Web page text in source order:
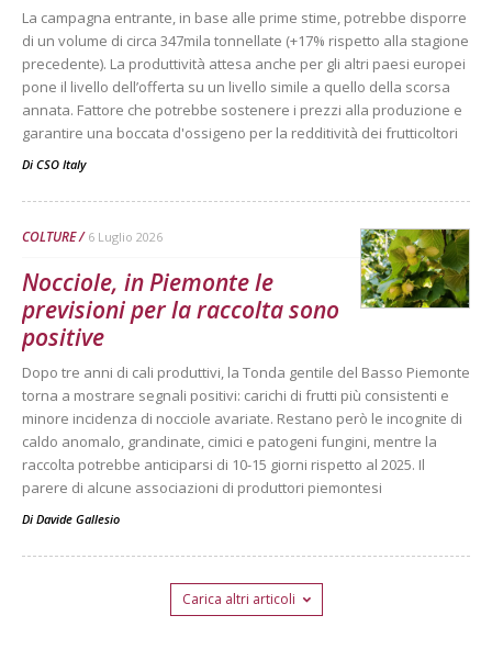
La campagna entrante, in base alle prime stime, potrebbe disporre
di un volume di circa 347mila tonnellate (+17% rispetto alla stagione
precedente). La produttività attesa anche per gli altri paesi europei
pone il livello dell’offerta su un livello simile a quello della scorsa
annata. Fattore che potrebbe sostenere i prezzi alla produzione e
garantire una boccata d'ossigeno per la redditività dei frutticoltori
Di CSO Italy
COLTURE 6 Luglio 2026
Nocciole, in Piemonte le
previsioni per la raccolta sono
positive
Dopo tre anni di cali produttivi, la Tonda gentile del Basso Piemonte
torna a mostrare segnali positivi: carichi di frutti più consistenti e
minore incidenza di nocciole avariate. Restano però le incognite di
caldo anomalo, grandinate, cimici e patogeni fungini, mentre la
raccolta potrebbe anticiparsi di 10-15 giorni rispetto al 2025. Il
parere di alcune associazioni di produttori piemontesi
Di Davide Gallesio
Carica altri articoli